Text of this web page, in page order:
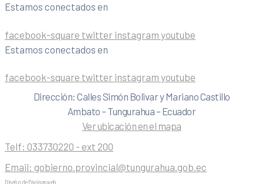
Estamos conectados en
facebook-square twitter instagram youtube
Estamos conectados en
facebook-square twitter instagram youtube
Dirección: Calles Simón Bolivar y Mariano Castillo
Ambato – Tungurahua – Ecuador
Ver ubicación en el mapa
Telf: 033730220 - ext 200
Email: gobierno.provincial@tungurahua.gob.ec
Diseño de Páginas web